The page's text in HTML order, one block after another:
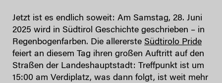
Jetzt ist es endlich soweit: Am Samstag, 28. Juni
2025 wird in Südtirol Geschichte geschrieben ­– in
Regenbogenfarben. Die allererste Südtirolo Pride
feiert an diesem Tag ihren großen Auftritt auf den
Straßen der Landeshauptstadt: Treffpunkt ist um
15:00 am Verdiplatz, was dann folgt, ist weit mehr